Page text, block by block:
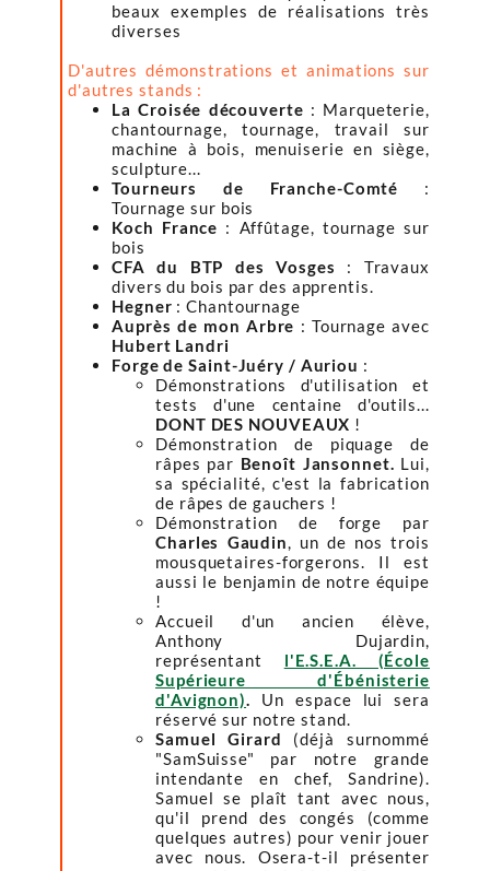
beaux exemples de réalisations très
diverses
D'autres démonstrations et animations sur
d'autres stands :
La Croisée découverte : Marqueterie,
chantournage, tournage, travail sur
machine à bois, menuiserie en siège,
sculpture...
Tourneurs de Franche-Comté :
Tournage sur bois
Koch France : Affûtage, tournage sur
bois
CFA du BTP des Vosges : Travaux
divers du bois par des apprentis.
Hegner : Chantournage
Auprès de mon Arbre : Tournage avec
Hubert Landri
Forge de Saint-Juéry / Auriou :
Démonstrations d'utilisation et
tests d'une centaine d'outils...
DONT DES NOUVEAUX !
Démonstration de piquage de
râpes par Benoît Jansonnet. Lui,
sa spécialité, c'est la fabrication
de râpes de gauchers !
Démonstration de forge par
Charles Gaudin, un de nos trois
mousquetaires-forgerons. Il est
aussi le benjamin de notre équipe
!
Accueil d'un ancien élève,
Anthony Dujardin,
représentant
l'E.S.E.A. (École
Supérieure d'Ébénisterie
d'Avignon). Un espace lui sera
réservé sur notre stand.
Samuel Girard (déjà surnommé
"SamSuisse" par notre grande
intendante en chef, Sandrine).
Samuel se plaît tant avec nous,
qu'il prend des congés (comme
quelques autres) pour venir jouer
avec nous. Osera-t-il présenter